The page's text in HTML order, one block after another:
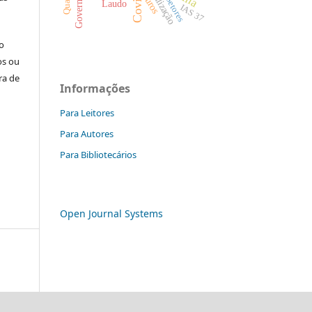
ou
de
Laudo SetoresIAS 37
Informações
Para Leitores
Para Autores
Para Bibliotecários
Open Journal Systems